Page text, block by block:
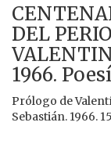
DEL
1966.
Prólogo de
Sebastián. 1966.